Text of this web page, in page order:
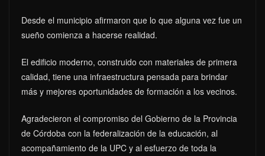
Desde el municipio afirmaron que lo que alguna vez fue un
sueño comienza a hacerse realidad.
El edificio moderno, construido con materiales de primera
calidad, tiene una infraestructura pensada para brindar
más y mejores oportunidades de formación a los vecinos.
Agradecieron el compromiso del Gobierno de la Provincia
de Córdoba con la federalización de la educación, al
acompañamiento de la UPC y al esfuerzo de toda la